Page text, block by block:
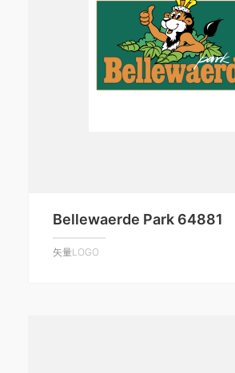
Bellewaerde Park 64881
矢量LOGO